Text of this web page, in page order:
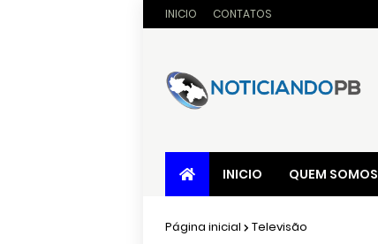
INICIO CONTATOS
INICIO QUEM SOMOS
Página inicial Televisão